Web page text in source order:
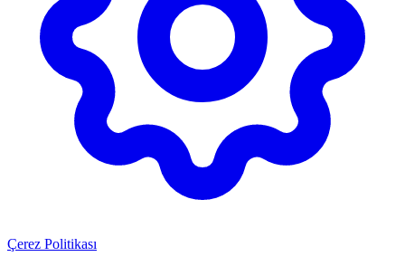
Çerez Politikası